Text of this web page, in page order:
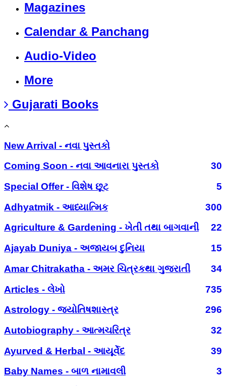
Magazines
Calendar & Panchang
Audio-Video
More
Gujarati Books
New Arrival - નવા પુસ્તકો
Coming Soon - નવા આવનારા પુસ્તકો
30
Special Offer - વિશેષ છૂટ
5
Adhyatmik - આધ્યાત્મિક
300
Agriculture & Gardening - ખેતી તથા બાગવાની
22
Ajayab Duniya - અજાયબ દુનિયા
15
Amar Chitrakatha - અમર ચિત્રકથા ગુજરાતી
34
Articles - લેખો
735
Astrology - જ્યોતિષશાસ્ત્ર
296
Autobiography - આત્મચરિત્ર
32
Ayurved & Herbal - આયૂર્વેદ
39
Baby Names - બાળ નામાવલી
3